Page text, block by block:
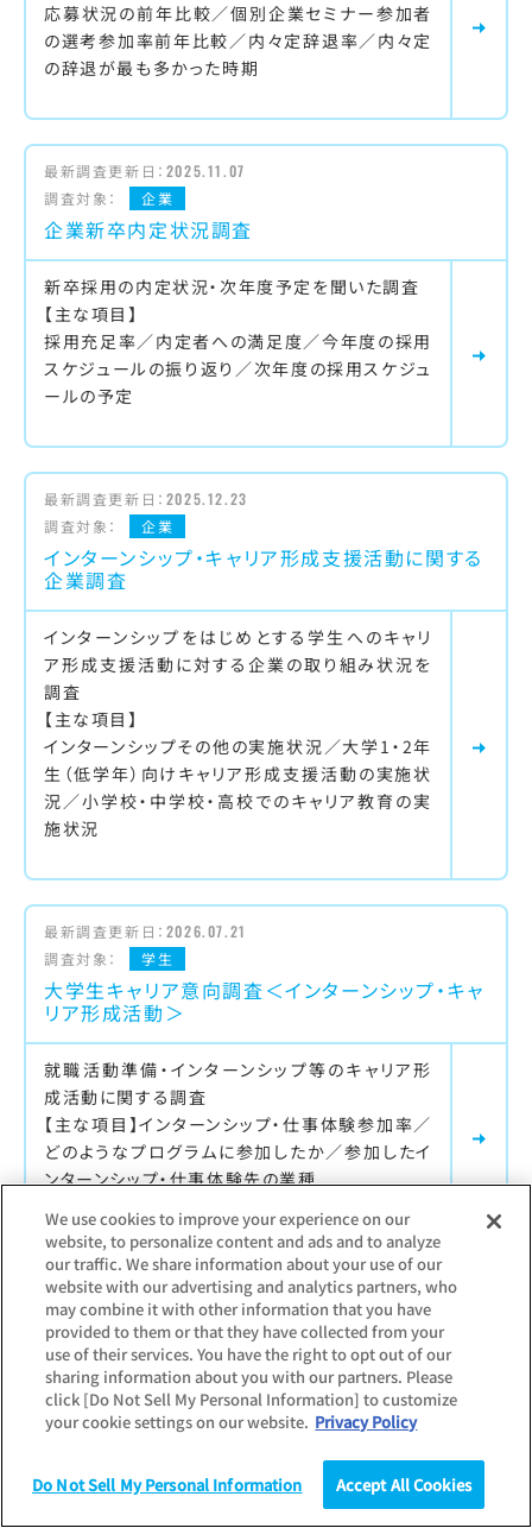
統計（データ） コラム
応募状況の前年比較／個別企業セミナー参加者
の選考参加率前年比較／内々定辞退率／内々定
の辞退が最も多かった時期
最新調査更新日： 2025.11.07
調査対象：
企業
企業新卒内定状況調査
新卒採用の内定状況・次年度予定を聞いた調査
【主な項目】
採用充足率／内定者への満足度／今年度の採用
スケジュールの振り返り／次年度の採用スケジュ
ールの予定
最新調査更新日： 2025.12.23
調査対象：
企業
インターンシップ・キャリア形成支援活動に関する
企業調査
インターンシップをはじめとする学生へのキャリ
ア形成支援活動に対する企業の取り組み状況を
調査
【主な項目】
インターンシップその他の実施状況／大学1・2年
生（低学年）向けキャリア形成支援活動の実施状
況／小学校・中学校・高校でのキャリア教育の実
施状況
最新調査更新日： 2026.07.21
調査対象：
学生
大学生キャリア意向調査＜インターンシップ・キャ
リア形成活動＞
就職活動準備・インターンシップ等のキャリア形
成活動に関する調査
【主な項目】インターンシップ・仕事体験参加率／
どのようなプログラムに参加したか／参加したイ
ンターンシップ・仕事体験先の業種
最新調査更新日：2026.07.27
調査対象：
学生
大学生キャリア意向調査＜就職活動・進路決定＞
大学生の内々定状況や就職活動全般、進路決定
に関する調査
内々定率／内々定保有社数／就職活動継続率／
月別の活動状況／エントリー・セミナー参加状況
We use cookies to improve your experience on our
website, to personalize content and ads and to analyze
our traffic. We share information about your use of our
website with our advertising and analytics partners, who
may combine it with other information that you have
provided to them or that they have collected from your
use of their services. You have the right to opt out of our
sharing information about you with our partners. Please
click [Do Not Sell My Personal Information] to customize
your cookie settings on our website. Privacy Policy
Do Not Sell My Personal Information Accept All Cookies